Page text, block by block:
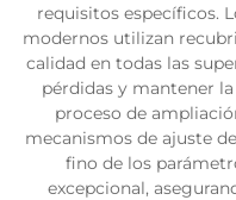
requisitos específicos.
modernos utilizan
calidad en todas las
pérdidas y mantener
proceso de
mecanismos de ajuste
fino de los
excepcional,